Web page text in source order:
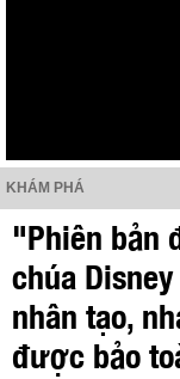
KHÁM PHÁ
"Phiên bản
chúa
nhân tạo,
được bảo